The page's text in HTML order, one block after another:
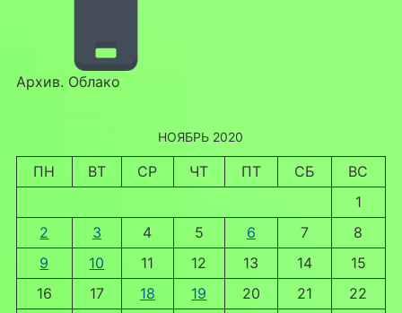
Архив. Облако
НОЯБРЬ 2020
ПН ВТ СР ЧТ ПТ СБ
ВС
1
2
3 4 5 6 7
8
9
10 11 12 13 14
15
16
17 18 19 20 21 22